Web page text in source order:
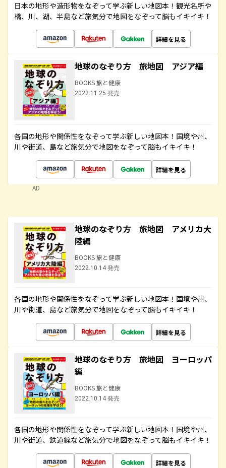
日本の地形や造形物をなぞって学ぶ新しい地図本！観光名所や
橋、川、湖、半島など旅気分で地図をなぞって脳もイキイキ！
詳細を見る
地球のなぞり方 旅地図 アジア編
BOOKS 旅と健康
2022.11.25 発売
各国の地形や関係性をなぞって学ぶ新しい地図本！国境や州、
川や街道、島など旅気分で地図をなぞって脳もイキイキ！
詳細を見る
AD
地球のなぞり方 旅地図 アメリカ大
陸編
BOOKS 旅と健康
2022.10.14 発売
各国の地形や関係性をなぞって学ぶ新しい地図本！国境や州、
川や街道、島など旅気分で地図をなぞって脳もイキイキ！
詳細を見る
地球のなぞり方 旅地図 ヨーロッパ
編
BOOKS 旅と健康
2022.10.14 発売
各国の地形や関係性をなぞって学ぶ新しい地図本！国境や州、
川や街道、鉄道線など旅気分で地図をなぞって脳もイキイキ！
詳細を見る